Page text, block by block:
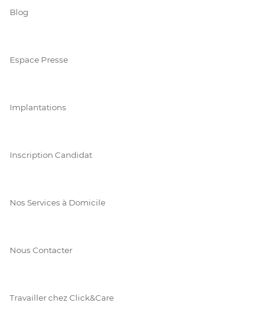
Blog
Espace Presse
Implantations
Inscription Candidat
Nos Services à Domicile
Nous Contacter
Travailler chez Click&Care